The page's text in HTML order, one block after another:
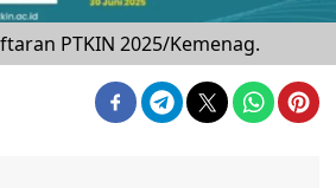
PTKIN 2025/Kemenag.